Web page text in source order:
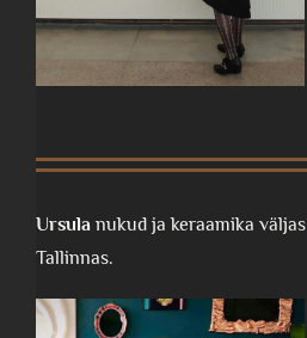
Ursula nukud ja keraamika väljas
Tallinnas.